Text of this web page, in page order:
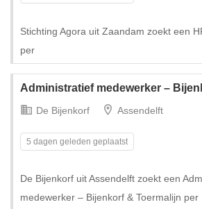
Stichting Agora uit Zaandam zoekt een
per
Administratief medewerker –
De Bijenkorf Assendelft
5 dagen geleden geplaatst
De Bijenkorf uit Assendelft zoekt een
medewerker – Bijenkorf & Toermalijn per